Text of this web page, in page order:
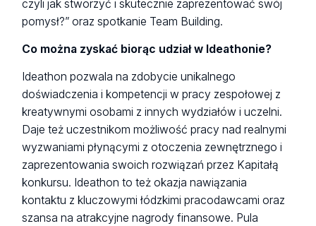
czyli jak stworzyć i skutecznie zaprezentować swój
pomysł?” oraz spotkanie Team Building.
Co można zyskać biorąc udział w Ideathonie?
Ideathon pozwala na zdobycie unikalnego
doświadczenia i kompetencji w pracy zespołowej z
kreatywnymi osobami z innych wydziałów i uczelni.
Daje też uczestnikom możliwość pracy nad realnymi
wyzwaniami płynącymi z otoczenia zewnętrznego i
zaprezentowania swoich rozwiązań przez Kapitałą
konkursu. Ideathon to też okazja nawiązania
kontaktu z kluczowymi łódzkimi pracodawcami oraz
szansa na atrakcyjne nagrody finansowe. Pula